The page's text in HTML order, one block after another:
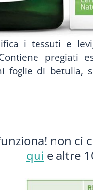
i tessuti e
Contiene pregiati
foglie di betulla,
non ci
qui e altre